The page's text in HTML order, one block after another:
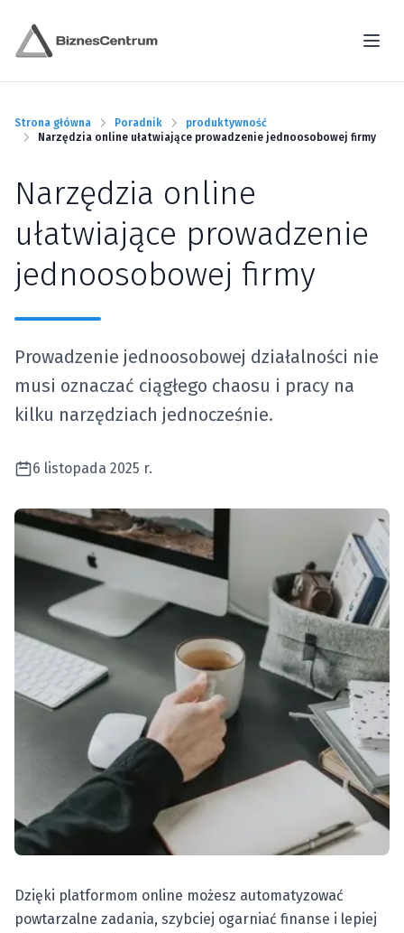
Strona główna Poradnik
produktywność
Narzędzia online ułatwiające prowadzenie jednoosobowej firmy
Narzędzia online
ułatwiające prowadzenie
jednoosobowej firmy
Prowadzenie jednoosobowej działalności nie
musi oznaczać ciągłego chaosu i pracy na
kilku narzędziach jednocześnie.
6 listopada 2025 r.
Dzięki platformom online możesz automatyzować
powtarzalne zadania, szybciej ogarniać finanse i lepiej